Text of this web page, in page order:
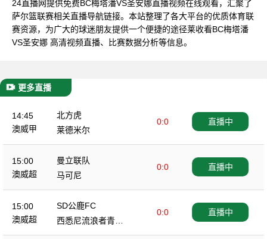
24直播网提供免费BC梅塔潘VS圣安娜直播视频在线观看，汇聚了
萨尔篮联赛相关直播导航链接。本站整理了各大平台的优质体育联
赛资源，为广大的球迷朋友提供一个便捷的途径莱收看BC梅塔潘
VS圣安娜 高清视频直播、比赛数据分析等信息。
更多直播
14:45
澳威甲
北方虎
0:0
莱德米尔
直播中
15:00
澳威超
曼立联队
0:0
马可尼
直播中
15:00
澳威超
SD公鹿FC
0:0
西悉尼流浪者青年
队
直播中